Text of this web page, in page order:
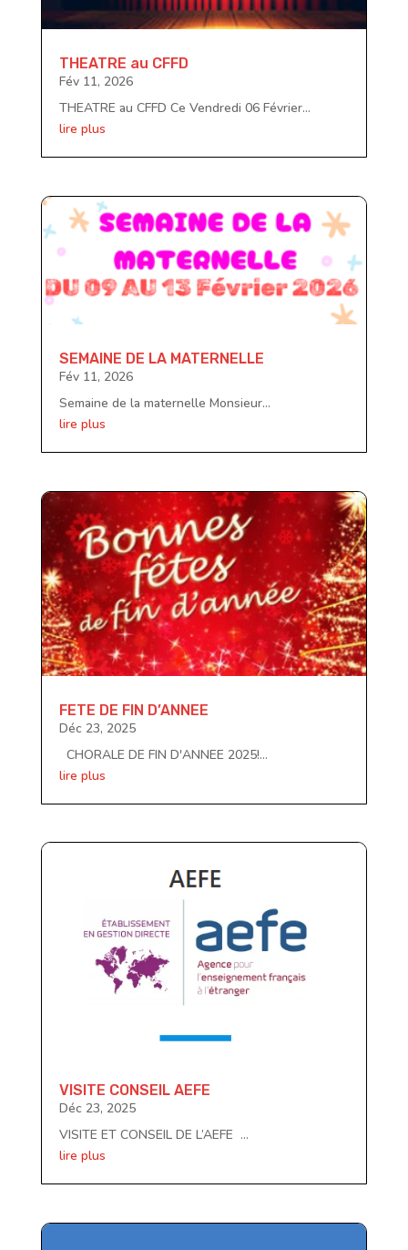
THEATRE au CFFD
Fév 11, 2026
THEATRE au CFFD Ce Vendredi 06 Février...
lire plus
SEMAINE DE LA MATERNELLE
Fév 11, 2026
Semaine de la maternelle Monsieur...
lire plus
FETE DE FIN D’ANNEE
Déc 23, 2025
CHORALE DE FIN D'ANNEE 2025!...
lire plus
VISITE CONSEIL AEFE
Déc 23, 2025
VISITE ET CONSEIL DE L’AEFE ...
lire plus